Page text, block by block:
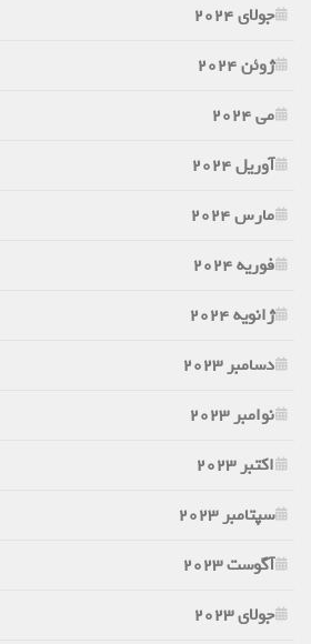
جولای 2024
ژوئن 2024
می 2024
آوریل 2024
مارس 2024
فوریه 2024
ژانویه 2024
دسامبر 2023
نوامبر 2023
اکتبر 2023
سپتامبر 2023
آگوست 2023
جولای 2023